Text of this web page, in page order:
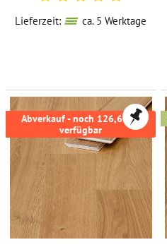
Lieferzeit: ca. 5 Werktage
Abverkauf - noch 126,69m²
verfügbar